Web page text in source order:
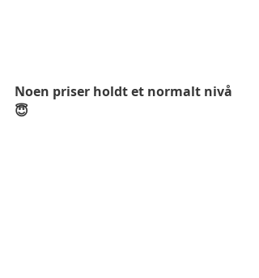
Noen priser holdt et normalt nivå
😇